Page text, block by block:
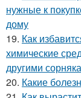
нужные к
дому
19. Как
химические
другими
20. Какие